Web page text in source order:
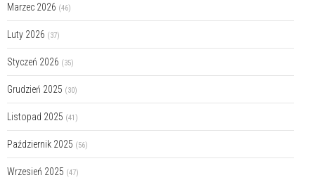
Marzec 2026 (46)
Luty 2026 (37)
Styczeń 2026 (35)
Grudzień 2025 (30)
Listopad 2025 (41)
Październik 2025 (56)
Wrzesień 2025 (47)